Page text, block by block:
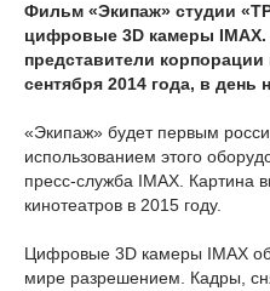
Фильм «Экипаж» студии
цифровые 3D камеры
представители корпорации
сентября 2014 года, в день
«Экипаж» будет первым
использованием этого
пресс-служба IMAX. Картина
кинотеатров в 2015 году.
Цифровые 3D камеры IMAX
мире разрешением. Кадры,